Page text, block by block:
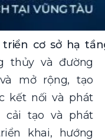
cơ sở hạ
thủy và đường
mở rộng, tạo
kết nối và phát
cải tạo và phát
khai, hướng